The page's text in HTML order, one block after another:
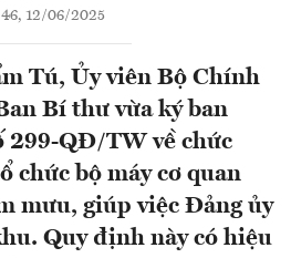
12/06/2025
Tú, Ủy viên Bộ Chính
Bí thư vừa ký ban
299-QĐ/TW về chức
chức bộ máy cơ quan
mưu, giúp việc Đảng ủy
Quy định này có hiệu